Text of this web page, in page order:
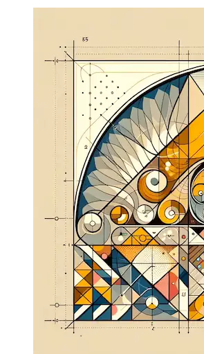
русский
türkçe
yiddish
yiddish
Suggestions